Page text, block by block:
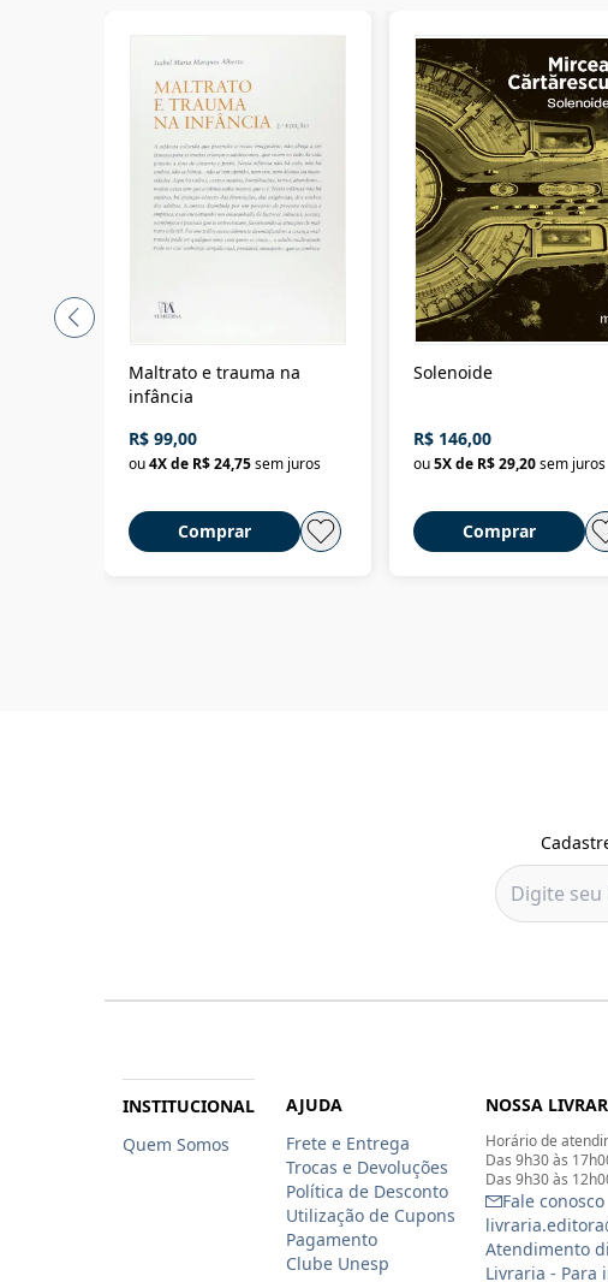
Maltrato e trauma na
infância
R$ 99,00
ou4X de R$ 24,75sem juros
Comprar
Solenoide
R$ 146,00
ou5X de R$ 29,20sem juros
Comprar
INSTITUCIONAL
Quem Somos
AJUDA
Frete e Entrega
Trocas e Devoluções
Política de Desconto
Utilização de Cupons
Pagamento
Clube Unesp
NOSSA
Horário de
Das 9h30 às
Das 9h30 às
Fale conosco
Atendimento
Livraria - Para